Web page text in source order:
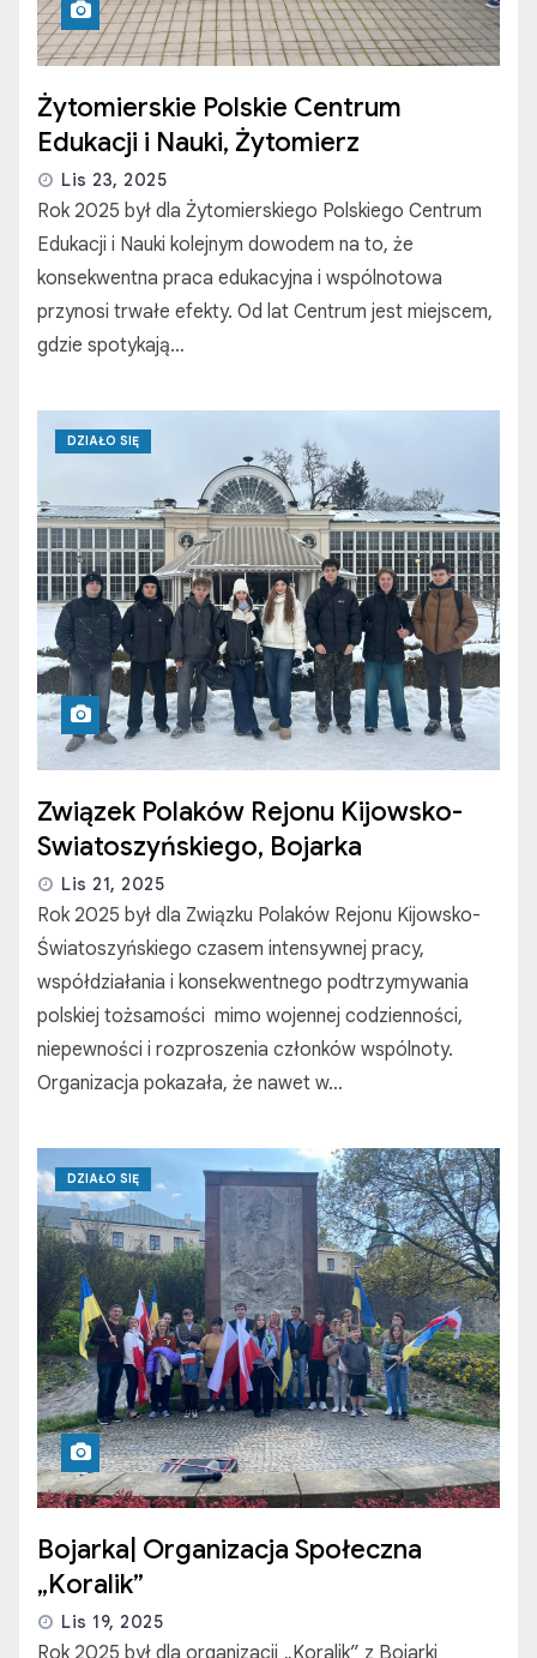
Żytomierskie Polskie Centrum
Edukacji i Nauki, Żytomierz
Lis 23, 2025
Rok 2025 był dla Żytomierskiego Polskiego Centrum
Edukacji i Nauki kolejnym dowodem na to, że
konsekwentna praca edukacyjna i wspólnotowa
przynosi trwałe efekty. Od lat Centrum jest miejscem,
gdzie spotykają…
DZIAŁO SIĘ
Związek Polaków Rejonu Kijowsko-
Swiatoszyńskiego, Bojarka
Lis 21, 2025
Rok 2025 był dla Związku Polaków Rejonu Kijowsko-
Światoszyńskiego czasem intensywnej pracy,
współdziałania i konsekwentnego podtrzymywania
polskiej tożsamości mimo wojennej codzienności,
niepewności i rozproszenia członków wspólnoty.
Organizacja pokazała, że nawet w…
DZIAŁO SIĘ
Bojarka| Organizacja Społeczna
„Koralik”
Lis 19, 2025